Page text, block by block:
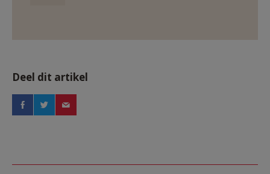
Deel dit artikel